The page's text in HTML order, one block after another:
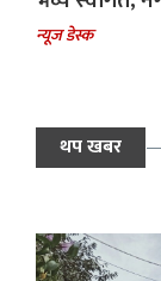
न्यूज डेस्क
थप खबर